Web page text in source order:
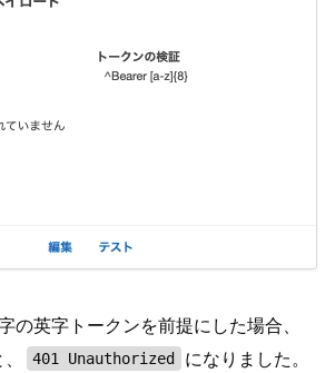
の英字トークンを前提にした場合、
401 Unauthorized になりました。